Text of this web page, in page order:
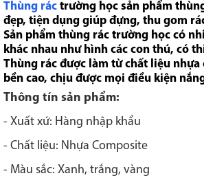
Thùng rác trường học sản phẩm
đẹp, tiện dụng giúp đựng, thu gom
Sản phẩm thùng rác trường học có
khác nhau như hình các con thú, có
Thùng rác được làm từ chất liệu nhựa
bền cao, chịu được mọi điều kiện
Thông tín sản phẩm:
- Xuất xứ: Hàng nhập khẩu
- Chất liệu: Nhựa Composite
- Màu sắc: Xanh, trắng, vàng